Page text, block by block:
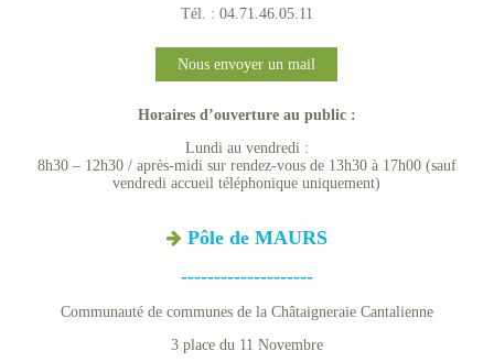
Tél. : 04.71.46.05.11
Nous envoyer un mail
Horaires d’ouverture au public :
Lundi au vendredi :
8h30 – 12h30 / après-midi sur rendez-vous de 13h30 à 17h00 (sauf
vendredi accueil téléphonique uniquement)
Pôle de MAURS
--------------------
Communauté de communes de la Châtaigneraie Cantalienne
3 place du 11 Novembre